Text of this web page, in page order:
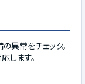
異常をチェック。
します。